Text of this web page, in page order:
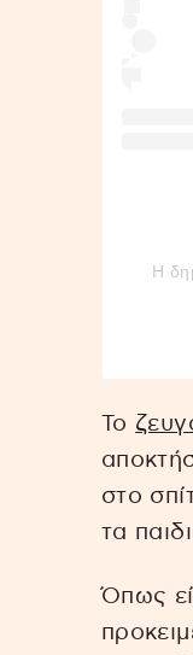
Η
Το
στο
τα
Όπως